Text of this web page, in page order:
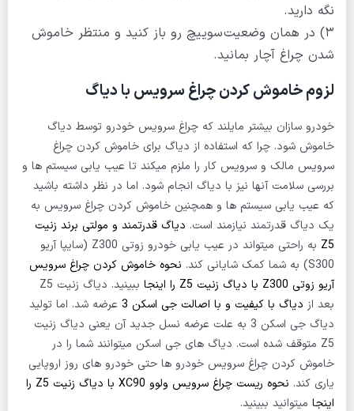
نگه دارید.
۳) در همان وضعیت سوییچ رو باز کنید و منتظر خاموش
شدن چراغ آچار بمانید.
لزوم خاموش کردن چراغ سرویس با دیاگ
خودرو سازان بیشتر مایلند که چراغ سرویس خودرو توسط دیاگ
خاموش شود. چرا که استفاده از دیاگ برای خاموش کردن چراغ
سرویس مالک و سرویس کار را ملزم میکند تا عیب یابی سیستم ها و
بررسی سلامت آنها نیز با دیاگ انجام شود. اما در نظر داشته باشید
که عیب یابی سیستم ها و همچنین خاموش کردن چراغ سرویس به
یک دیاگ قدرتمند نیازمند است. دیاگ قدرتمند و مولتی برند زنیت
Z5
به راحتی میتواند در عیب یابی خودرو زوتی Z300 (سایپا آریو
S300) به شما کمک شایانی کند.
نحوه خاموش کردن چراغ سرویس
آریو زوتی Z300 با دیاگ زنیت Z5 را اینجا
ببینید. دیاگ زنیت Z5
بعد از دیاگ با کیفیت و با اصالت جی اسکن 3
عرضه شد. اما تولید
دیاگ جی اسکن 3 به علت عرضه نسل جدید آن یعنی دیاگ زنیت
Z5 متوقف شده است. دیاگ های جی اسکن میتوانند شما را در
خاموش کردن چراغ سرویس خودرو ها حتی خودرو های روز اروپایی
یاری کند.
نحوه ریست چراغ سرویس ولوو XC90 با دیاگ زنیت Z5 را
اینجا میتوانید ببینید.